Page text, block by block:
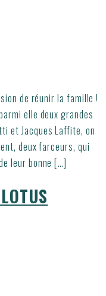
de réunir la famille !
elle deux grandes
et Jacques Laffite, on
deux farceurs, qui
leur bonne […]